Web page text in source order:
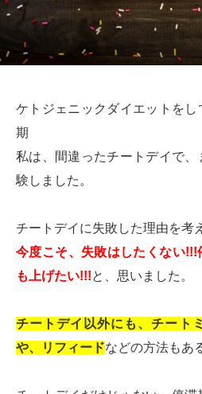
ケトジェニックダイエットを
期
私は、間違ったチートデイで
験しました。
チートデイに失敗した理由を考え
今度こそ、失敗はしたくない
も上げたい!!!と、思いました。
チートデイ以外にも、チート
や、リフィードなどの方法もあ